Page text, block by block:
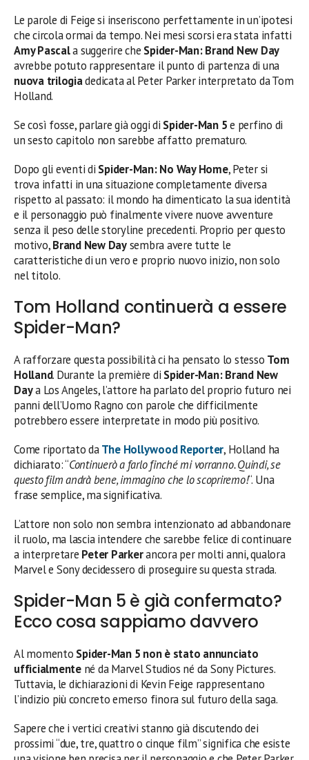
Le parole di Feige si inseriscono perfettamente in un’ipotesi
che circola ormai da tempo. Nei mesi scorsi era stata infatti
Amy Pascala suggerire che Spider-Man: Brand New Day
avrebbe potuto rappresentare il punto di partenza di una
nuova trilogiadedicata al Peter Parker interpretato da Tom
Holland.
Se così fosse, parlare già oggi di Spider-Man 5e perfino di
un sesto capitolo non sarebbe affatto prematuro.
Dopo gli eventi di Spider-Man: No Way Home, Peter si
trova infatti in una situazione completamente diversa
rispetto al passato: il mondo ha dimenticato la sua identità
e il personaggio può finalmente vivere nuove avventure
senza il peso delle storyline precedenti. Proprio per questo
motivo,Brand New Daysembra avere tutte le
caratteristiche di un vero e proprio nuovo inizio, non solo
nel titolo.
Tom Holland continuerà a essere
Spider-Man?
A rafforzare questa possibilità ci ha pensato lo stesso Tom
Holland. Durante la première di Spider-Man: Brand New
Daya Los Angeles, l’attore ha parlato del proprio futuro nei
panni dell’Uomo Ragno con parole che difficilmente
potrebbero essere interpretate in modo più positivo.
Come riportato daThe Hollywood Reporter, Holland ha
dichiarato: “Continuerò a farlo finché mi vorranno. Quindi, se
questo film andrà bene, immagino che lo scopriremo!“. Una
frase semplice, ma significativa.
L’attore non solo non sembra intenzionato ad abbandonare
il ruolo, ma lascia intendere che sarebbe felice di continuare
a interpretare Peter Parkerancora per molti anni, qualora
Marvel e Sony decidessero di proseguire su questa strada.
Spider-Man 5 è già confermato?
Ecco cosa sappiamo davvero
Al momento Spider-Man 5 non è stato annunciato
ufficialmentené da Marvel Studios né da Sony Pictures.
Tuttavia, le dichiarazioni di Kevin Feige rappresentano
l’indizio più concreto emerso finora sul futuro della saga.
Sapere che i vertici creativi stanno già discutendo dei
prossimi “due, tre, quattro o cinque film” significa che esiste